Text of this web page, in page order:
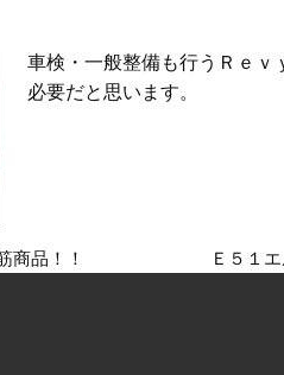
車検・一般整備も行うＲｅｖ
必要だと思います。
商品！！ Ｅ５１